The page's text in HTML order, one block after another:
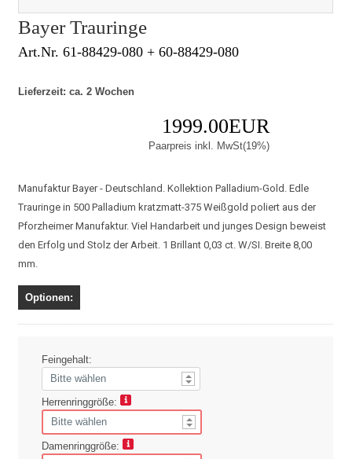
Bayer Trauringe
Art.Nr. 61-88429-080 + 60-88429-080
Lieferzeit: ca. 2 Wochen
1999.00EUR
Paarpreis inkl. MwSt(19%)
Manufaktur Bayer - Deutschland. Kollektion Palladium-Gold. Edle
Trauringe in 500 Palladium kratzmatt-375 Weißgold poliert aus der
Pforzheimer Manufaktur. Viel Handarbeit und junges Design beweist
den Erfolg und Stolz der Arbeit. 1 Brillant 0,03 ct. W/SI. Breite 8,00
mm.
Optionen:
Feingehalt:
Herrenringgröße:
Damenringgröße: